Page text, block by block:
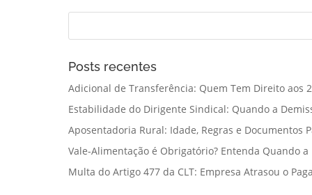
Posts recentes
Adicional de Transferência: Quem Tem Direito aos
Estabilidade do Dirigente Sindical: Quando a
Aposentadoria Rural: Idade, Regras e Documentos
Vale-Alimentação é Obrigatório? Entenda Quando
Multa do Artigo 477 da CLT: Empresa Atrasou o